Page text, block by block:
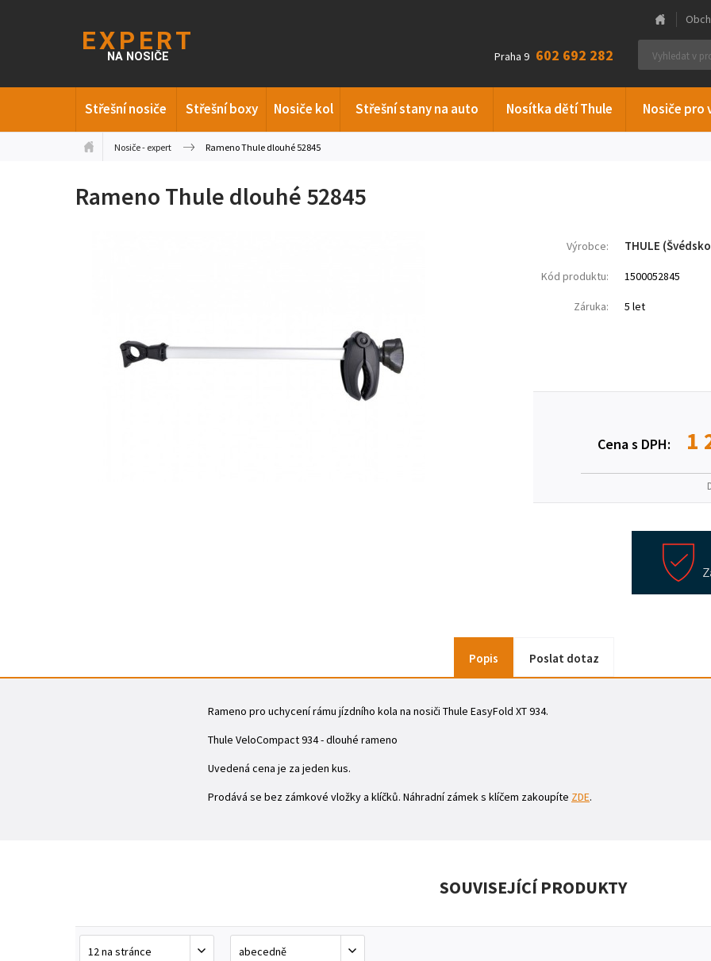
Praha 9 602 692 282
Střešní nosiče Střešní boxy Nosiče kol Střešní stany na auto Nosítka dětí Thule Nosiče pro
Nosiče - expert Rameno Thule dlouhé 52845
Rameno Thule dlouhé 52845
Výrobce: THULE
Kód produktu: 1500052845
Záruka: 5 let
Cena s DPH: 1
Popis Poslat dotaz
Rameno pro uchycení rámu jízdního kola na nosiči Thule EasyFold XT 934.
Thule VeloCompact 934 - dlouhé rameno
Uvedená cena je za jeden kus.
Prodává se bez zámkové vložky a klíčků. Náhradní zámek s klíčem zakoupíte ZDE.
SOUVISEJÍCÍ PRODUKTY